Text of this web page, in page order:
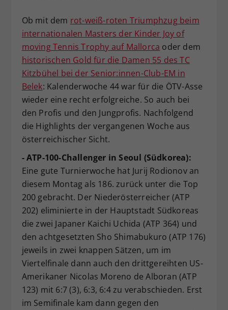
Ob mit dem rot-weiß-roten Triumphzug beim
internationalen Masters der Kinder Joy of
moving Tennis Trophy auf Mallorca oder dem
historischen Gold für die Damen 55 des TC
Kitzbühel bei der Senior:innen-Club-EM in
Belek: Kalenderwoche 44 war für die ÖTV-Asse
wieder eine recht erfolgreiche. So auch bei
den Profis und den Jungprofis. Nachfolgend
die Highlights der vergangenen Woche aus
österreichischer Sicht.
- ATP-100-Challenger in Seoul (Südkorea):
Eine gute Turnierwoche hat Jurij Rodionov an
diesem Montag als 186. zurück unter die Top
200 gebracht. Der Niederösterreicher (ATP
202) eliminierte in der Hauptstadt Südkoreas
die zwei Japaner Kaichi Uchida (ATP 364) und
den achtgesetzten Sho Shimabukuro (ATP 176)
jeweils in zwei knappen Sätzen, um im
Viertelfinale dann auch den drittgereihten US-
Amerikaner Nicolas Moreno de Alboran (ATP
123) mit 6:7 (3), 6:3, 6:4 zu verabschieden. Erst
im Semifinale kam dann gegen den
Zweck
Einstellungen. Unter anderem eine
zufällig generierte ID, für die
historische Speicherung Ihrer
vorgenommen Einstellungen, falls der
Webseiten-Betreiber dies eingestellt
hat.